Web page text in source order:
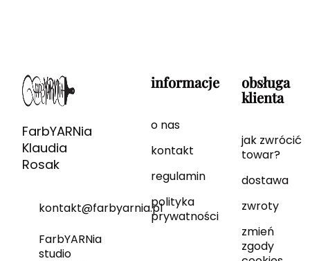
FarbYARNia
Klaudia
Rosak
kontakt@farbyarnia.pl
FarbYARNia
studio
informacje
o nas
kontakt
regulamin
polityka
prywatności
obsługa
klienta
jak zwrócić
towar?
dostawa
zwroty
zmień
zgody